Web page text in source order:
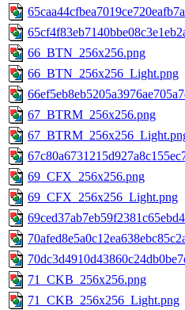
66_BTN_256x256.png
66_BTN_256x256_Light.png
67_BTRM_256x256.png
69_CFX_256x256.png
69_CFX_256x256_Light.png
71_CKB_256x256.png
71_CKB_256x256_Light.png